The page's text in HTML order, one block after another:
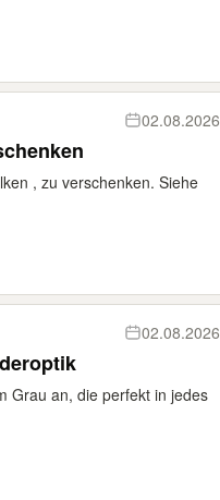
02.08.2026
, zu verschenken. Siehe
02.08.2026
Grau an, die perfekt in jedes